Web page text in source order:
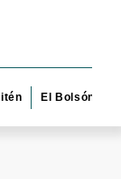
El Bolsón Esquel